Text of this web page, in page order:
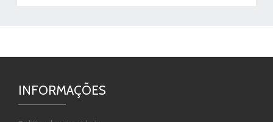
INFORMAÇÕES